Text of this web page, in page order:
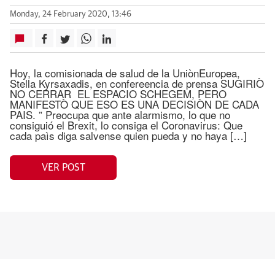
Monday, 24 February 2020, 13:46
Hoy, la comisionada de salud de la UniònEuropea,
Stella Kyrsaxadis, en confereencia de prensa SUGIRIÒ
NO CERRAR EL ESPACIO SCHEGEM, PERO
MANIFESTÒ QUE ESO ES UNA DECISIÒN DE CADA
PAIS. ” Preocupa que ante alarmismo, lo que no
consiguió el Brexit, lo consiga el Coronavirus: Que
cada paìs diga salvense quien pueda y no haya […]
VER POST